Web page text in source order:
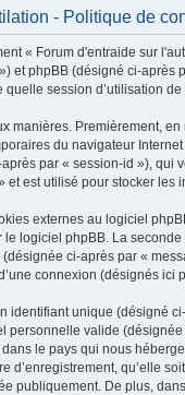
- Politique de
« Forum d'entraide sur
et phpBB (désigné ci-
session d’utilisation
manières. Premièrement,
du navigateur
par « session-id »), qui
est utilisé pour stocker
externes au logiciel
logiciel phpBB. La
ci-après par «
connexion (désignés ici
identifiant unique (désigné
personnelle valide
le pays qui nous
d’enregistrement, qu’elle
publiquement. De plus,